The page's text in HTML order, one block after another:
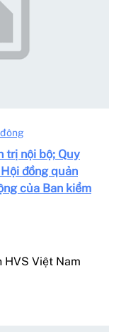
trị nội bộ; Quy
đồng quản
của Ban kiểm
HVS Việt Nam